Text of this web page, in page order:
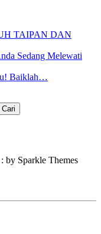
TAIPAN DAN
Sedang Melewati
Baiklah…
by Sparkle Themes